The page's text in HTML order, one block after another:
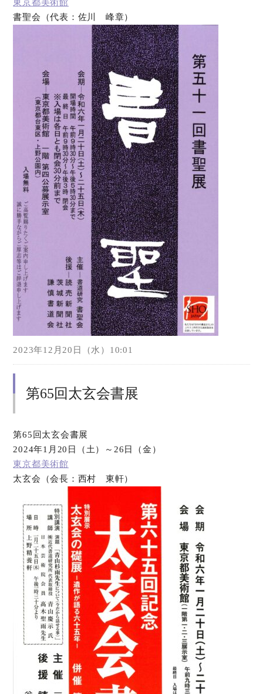
東京都美術館
書聖会（代表：佐川 峰章）
2023年12月20日（水）10:01
第65回太玄会書展
第65回太玄会書展
2024年1月20日（土）～26日（金）
東京都美術館
太玄会（会長：西村 東軒）